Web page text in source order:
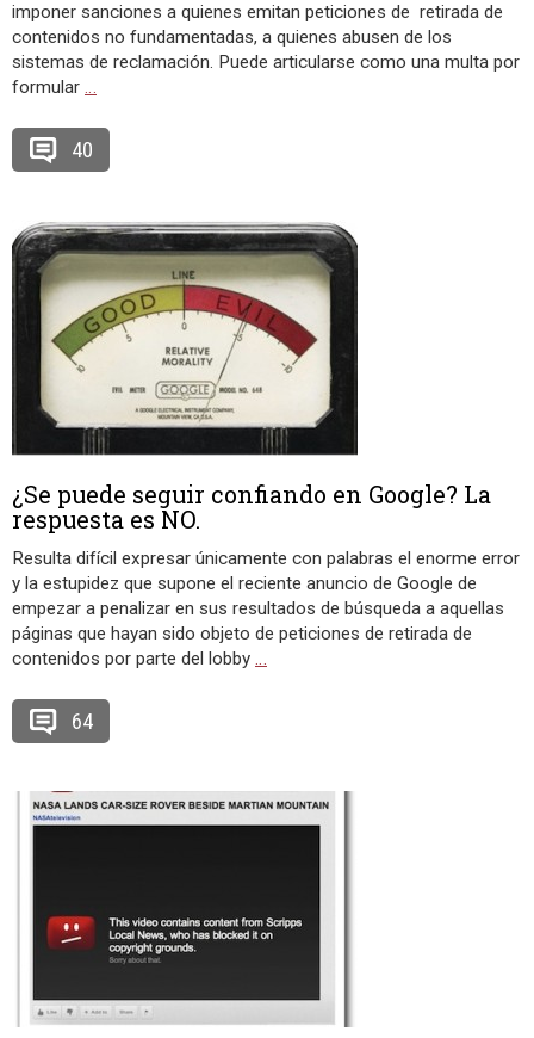
imponer sanciones a quienes emitan peticiones de retirada de
contenidos no fundamentadas, a quienes abusen de los
sistemas de reclamación. Puede articularse como una multa por
formular …
40
¿Se puede seguir confiando en Google? La
respuesta es NO.
Resulta difícil expresar únicamente con palabras el enorme error
y la estupidez que supone el reciente anuncio de Google de
empezar a penalizar en sus resultados de búsqueda a aquellas
páginas que hayan sido objeto de peticiones de retirada de
contenidos por parte del lobby …
64